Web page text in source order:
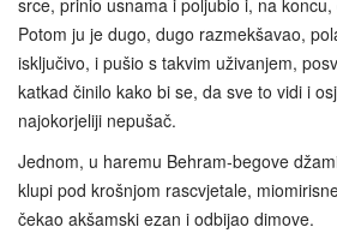
srce, prinio usnama i poljubio i, na
Potom ju je dugo, dugo razmekšavao,
isključivo, i pušio s takvim uživanjem,
katkad činilo kako bi se, da sve to vidi i
najokorjeliji nepušač.
Jednom, u haremu Behram-begove
klupi pod krošnjom rascvjetale,
čekao akšamski ezan i odbijao dimove.